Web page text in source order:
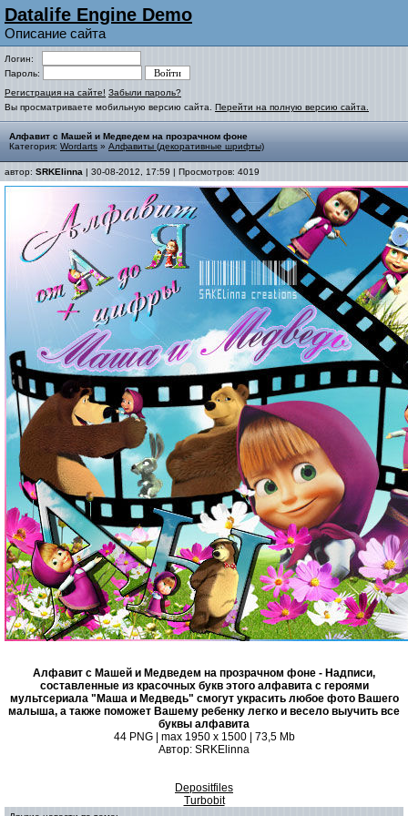
Datalife Engine Demo
Описание сайта
Логин:
Пароль:
Регистрация на сайте! Забыли пароль?
Вы просматриваете мобильную версию сайта. Перейти на полную версию сайта.
Алфавит с Машей и Медведем на прозрачном фоне
Категория: Wordarts » Алфавиты (декоративные шрифты)
автор: SRKElinna | 30-08-2012, 17:59 | Просмотров: 4019
Алфавит с Машей и Медведем на прозрачном фоне - Надписи,
составленные из красочных букв этого алфавита с героями
мультсериала "Маша и Медведь" смогут украсить любое фото Вашего
малыша, а также поможет Вашему ребенку легко и весело выучить все
буквы алфавита
44 PNG | max 1950 x 1500 | 73,5 Mb
Автор: SRKElinna
Depositfiles
Turbobit